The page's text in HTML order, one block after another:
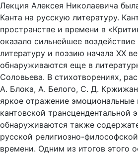
Лекция Алексея Николаевича
Канта на русскую литературу.
пространстве и времени в
оказало сильнейшее
литературу и поэзию начала ХХ
обнаруживаются еще в
Соловьева. В стихотворениях,
А. Блока, А. Белого, С. Д.
яркое отражение эмоциональные
кантовской трансцендентальной
обнаруживаются также
русской религиозно-
времени. Одним из итогов этого